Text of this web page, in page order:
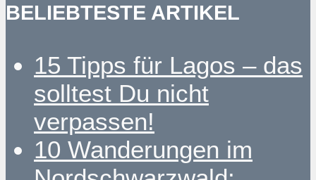
BELIEBTESTE ARTIKEL
15 Tipps für Lagos – das
solltest Du nicht
verpassen!
10 Wanderungen im